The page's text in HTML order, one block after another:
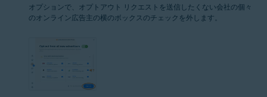
オプションで、オプトアウト リクエストを送信したくない会社の個々
のオンライン広告主の横のボックスのチェックを外します。